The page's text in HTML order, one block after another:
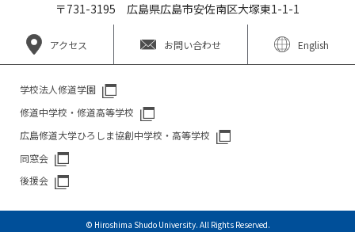
〒731-3195 広島県広島市安佐南区大塚東1-1-1
アクセス お問い合わせ English
学校法人修道学園
修道中学校・修道高等学校
広島修道大学ひろしま協創中学校・高等学校
同窓会
後援会
© Hiroshima Shudo University. All Rights Reserved.